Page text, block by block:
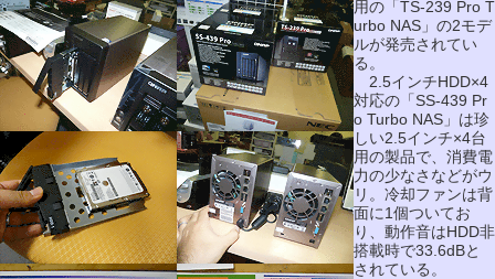
用の「TS-239 Pro T
urbo NAS」の2モデ
ルが発売されてい
る。
2.5インチHDD×4
対応の「SS-439 Pr
o Turbo NAS」は珍
しい2.5インチ×4台
用の製品で、消費電
力の少なさなどがウ
リ。冷却ファンは背
面に1個ついてお
り、動作音はHDD非
搭載時で33.6dBと
されている。